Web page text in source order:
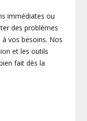
immédiates ou
des problèmes
vos besoins. Nos
et les outils
fait dès la